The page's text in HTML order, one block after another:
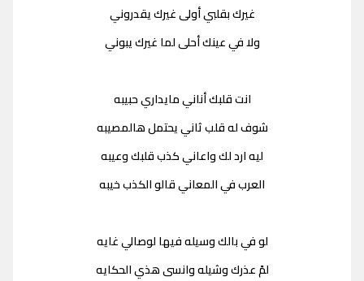
غيرك بقلبي أولى غيرك يقدروني
ولا في عينك أحلى لما غيرك يبوني
انت قلبك أناني مايداري حبيبه
شوف له قلب ثاني يحتمل هالمصيبه
ليه ارد لك واعاني كذب قلبك وعيبه
العرب في المعاني قالو الكذب خيبه
لو في بالك وسيله فيها لوصالي غايه
لمً عذرك وشيله وانسى هذي الحكايه